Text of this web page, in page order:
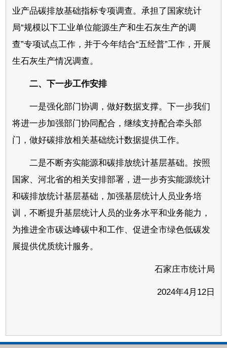
业产品碳排放基础指标专项调查。承担了国家统计
局“规模以下工业单位能源生产和生石灰生产的调
查”专项试点工作，并于今年结合“五经普”工作，开展
生石灰生产情况调查。
二、下一步工作安排
一是强化部门协调，做好数据支撑。下一步我们
将进一步加强部门协同配合，继续支持配合牵头部
门，做好碳排放相关基础统计数据提供工作。
二是不断夯实能源和碳排放统计基层基础。按照
国家、河北省的相关安排部署，进一步夯实能源统计
和碳排放统计基层基础，加强基层统计人员业务培
训，不断提升基层统计人员的业务水平和业务能力，
为推进全市碳达峰碳中和工作、促进全市绿色低碳发
展提供优质统计服务。
石家庄市统计局
2024年4月12日